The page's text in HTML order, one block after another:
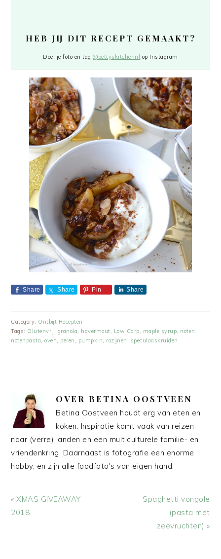
HEB JIJ DIT RECEPT GEMAAKT?
Deel je foto en tag@bettyskitchennl op Instagram
Share Share Pin Share
Category: Ontbijt Recepten
Tags: Glutenvrij , granola, havermout, Low Carb, maple syrup, noten ,
notenpasta,oven, peren , pumpkin, rozijnen , speculaaskruiden
OVER BETINA OOSTVEEN
Betina Oostveen houdt erg van eten en
koken. Inspiratie komt vaak van reizen
naar (verre) landen en een multiculturele familie- en
vriendenkring. Daarnaast is fotografie een enorme
hobby, en zijn alle foodfoto's van eigen hand.
Vorig
bericht:
« XMAS GIVEAWAY
2018
Volgend
Spaghetti vongole
(pasta met
zeevruchten) »